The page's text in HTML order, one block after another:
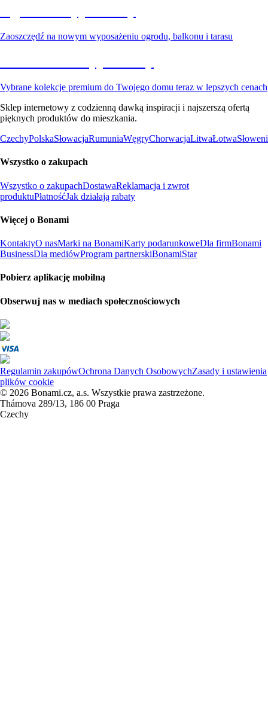
Zaoszczędź na nowym wyposażeniu ogrodu, balkonu i tarasu
Vybrane kolekcje premium do Twojego domu teraz w lepszych cenach
Sklep internetowy z codzienną dawką inspiracji i najszerszą ofertą
pięknych produktów do mieszkania.
CzechyPolskaSłowacjaRumuniaWęgryChorwacjaLitwaŁotwa
Wszystko o zakupach
Wszystko o zakupachDostawaReklamacja i zwrot
produktuPłatnośćJak działają rabaty
Więcej o Bonami
KontaktyO nasMarki na BonamiKarty podarunkoweDla firmBonami
BusinessDla mediówProgram partnerskiBonamiStar
Pobierz aplikację mobilną
Obserwuj nas w mediach społecznościowych
Regulamin zakupówOchrona Danych OsobowychZasady i ustawienia
plików cookie
© 2026 Bonami.cz, a.s. Wszystkie prawa zastrzeżone.
Thámova 289/13, 186 00 Praga
Czechy